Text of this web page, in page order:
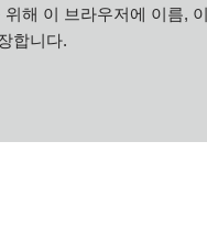
해 이 브라우저에 이름,
합니다.